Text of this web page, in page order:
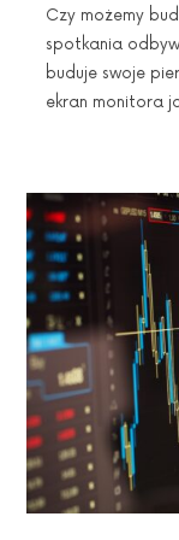
Czy możemy
spotkania
buduje swoje
ekran monitora